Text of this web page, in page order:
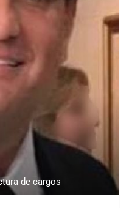
de cargos